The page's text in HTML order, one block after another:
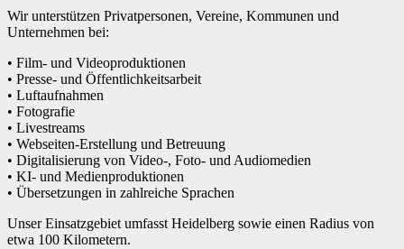
Wir unterstützen Privatpersonen, Vereine, Kommunen und
Unternehmen bei:
• Film- und Videoproduktionen
• Presse- und Öffentlichkeitsarbeit
• Luftaufnahmen
• Fotografie
• Livestreams
• Webseiten-Erstellung und Betreuung
• Digitalisierung von Video-, Foto- und Audiomedien
• KI- und Medienproduktionen
• Übersetzungen in zahlreiche Sprachen
Unser Einsatzgebiet umfasst Heidelberg sowie einen Radius von
etwa 100 Kilometern.